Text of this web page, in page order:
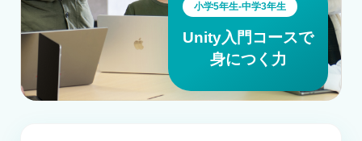
小学5年生-中学3年生
Unity入門コースで
身につく力